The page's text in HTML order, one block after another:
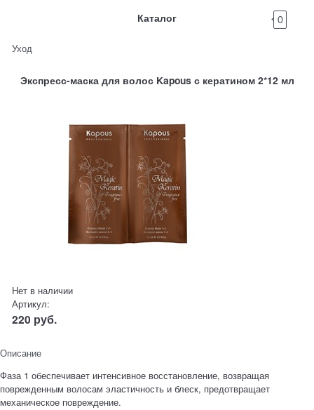
Каталог 0
Уход
Экспресс-маска для волос Kapous с кератином 2*12 мл
Нет в наличии
Артикул:
220 руб.
Описание
Фаза 1 обеспечивает интенсивное восстановление, возвращая
поврежденным волосам эластичность и блеск, предотвращает
механическое повреждение.